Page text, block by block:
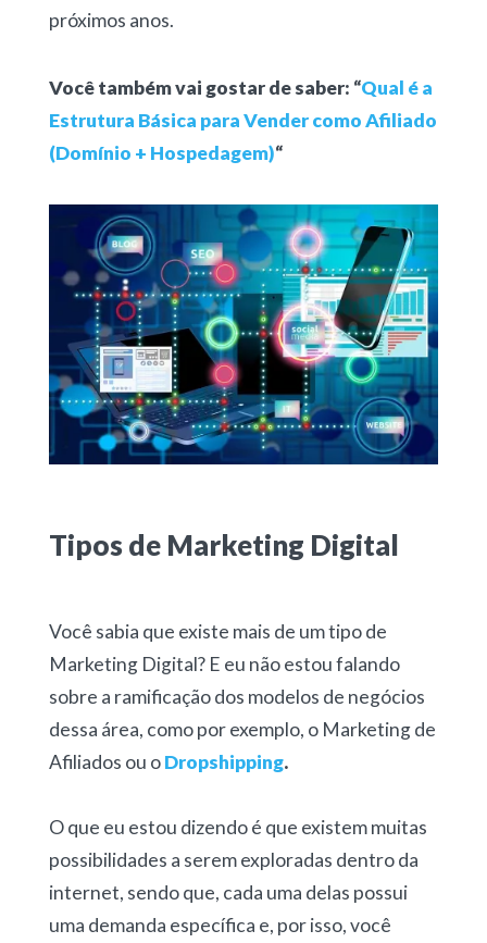
próximos anos.
Você também vai gostar de saber: “Qual é a
Estrutura Básica para Vender como Afiliado
(Domínio + Hospedagem)“
Tipos de Marketing Digital
Você sabia que existe mais de um tipo de
Marketing Digital? E eu não estou falando
sobre a ramificação dos modelos de negócios
dessa área, como por exemplo, o Marketing de
Afiliados ou oDropshipping.
O que eu estou dizendo é que existem muitas
possibilidades a serem exploradas dentro da
internet, sendo que, cada uma delas possui
uma demanda específica e, por isso, você